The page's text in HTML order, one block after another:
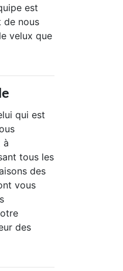
est
de nous
velux que
qui est
à
tous les
des
vous
des